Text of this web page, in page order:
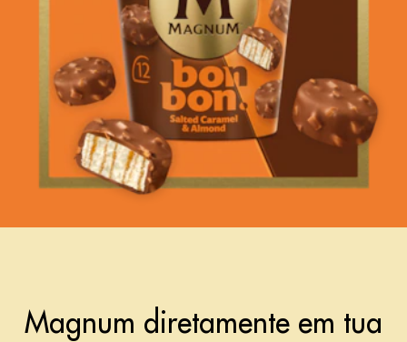
Magnum diretamente em tua